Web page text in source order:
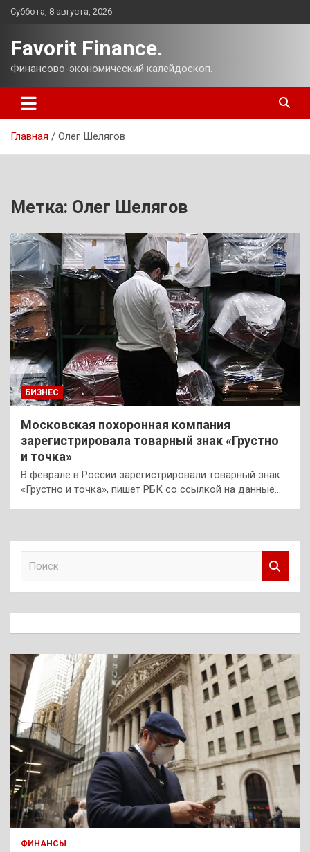
Перейти
Суббота, 8 августа, 2026
Favorit Finance.
Финансово-экономический калейдоскоп.
Главная Олег Шелягов
Метка: Олег Шелягов
БИЗНЕС
Московская похоронная компания
зарегистрировала товарный знак «Грустно
и точка»
В феврале в России зарегистрировали товарный знак
«Грустно и точка», пишет РБК со ссылкой на данные…
к
ФИНАНСЫ